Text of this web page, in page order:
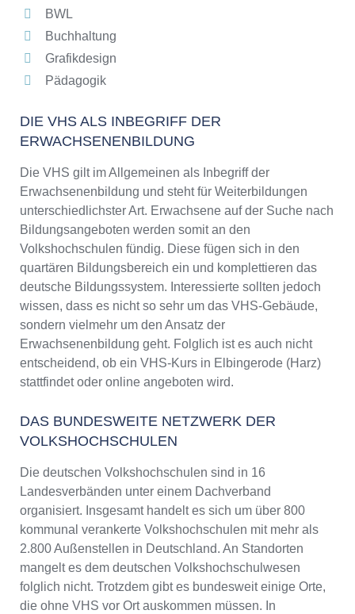
BWL
Buchhaltung
Grafikdesign
Pädagogik
DIE VHS ALS INBEGRIFF DER
ERWACHSENENBILDUNG
Die VHS gilt im Allgemeinen als Inbegriff der
Erwachsenenbildung und steht für Weiterbildungen
unterschiedlichster Art. Erwachsene auf der Suche nach
Bildungsangeboten werden somit an den
Volkshochschulen fündig. Diese fügen sich in den
quartären Bildungsbereich ein und komplettieren das
deutsche Bildungssystem. Interessierte sollten jedoch
wissen, dass es nicht so sehr um das VHS-Gebäude,
sondern vielmehr um den Ansatz der
Erwachsenenbildung geht. Folglich ist es auch nicht
entscheidend, ob ein VHS-Kurs in Elbingerode (Harz)
stattfindet oder online angeboten wird.
DAS BUNDESWEITE NETZWERK DER
VOLKSHOCHSCHULEN
Die deutschen Volkshochschulen sind in 16
Landesverbänden unter einem Dachverband
organisiert. Insgesamt handelt es sich um über 800
kommunal verankerte Volkshochschulen mit mehr als
2.800 Außenstellen in Deutschland. An Standorten
mangelt es dem deutschen Volkshochschulwesen
folglich nicht. Trotzdem gibt es bundesweit einige Orte,
die ohne VHS vor Ort auskommen müssen. In